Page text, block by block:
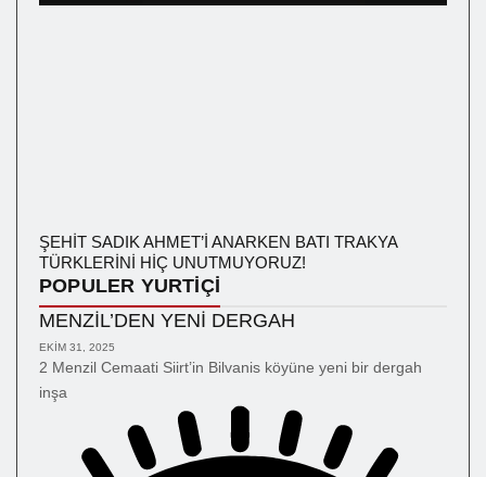
ŞEHİT SADIK AHMET’İ ANARKEN BATI TRAKYA
TÜRKLERİNİ HİÇ UNUTMUYORUZ!
POPULER YURTİÇİ
MENZİL’DEN YENİ DERGAH
EKIM 31, 2025
2 Menzil Cemaati Siirt’in Bilvanis köyüne yeni bir dergah
inşa